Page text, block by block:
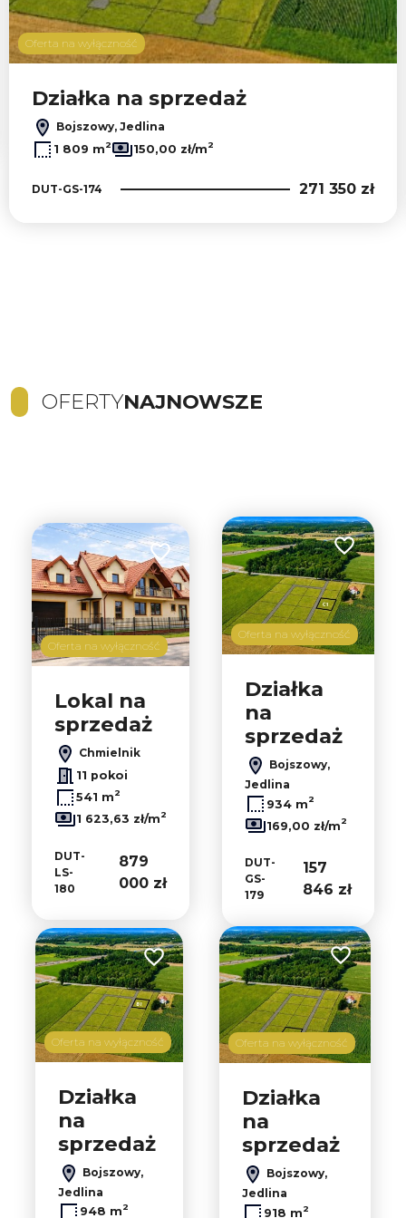
Oferta na wyłączność
Działka na sprzedaż
Bojszowy, Jedlina
1 809 m2 150,00 zł/m2
DUT-GS-174 271 350 zł
OFERTYNAJNOWSZE
Oferta na wyłączność
Dodaj do ulubionych
Lokal na
sprzedaż
Chmielnik
11 pokoi
541 m2
1 623,63 zł/m2
DUT-
LS-
180
879
000 zł
Oferta na wyłączność
Dodaj do
Działka
na
sprzedaż
Bojszowy,
Jedlina
934 m2
169,00 zł/m2
DUT-
GS-
179
157
846 zł
Oferta na wyłączność
Dodaj do ulubionych
Działka
na
sprzedaż
Bojszowy,
Jedlina
948 m2
Oferta na wyłączność
Dodaj do
Działka
na
sprzedaż
Bojszowy,
Jedlina
918 m2